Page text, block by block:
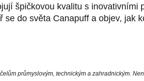
špičkovou kvalitu s inovativními
se do světa Canapuff a objev, jak
průmyslovým, technickým a zahradnickým.